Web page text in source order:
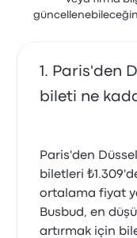
Paris'den
bileti ne
Paris'den
biletleri
ortalama fiyat
Busbud, en
artırmak için